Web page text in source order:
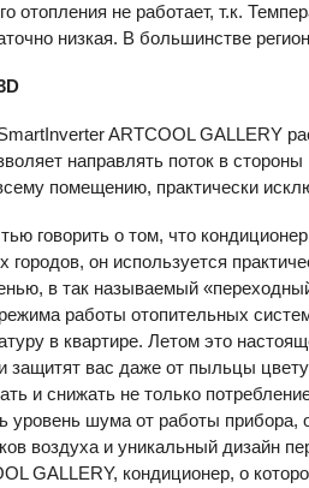
отопления не работает, т.к.
низкая. В большинстве
ARTCOOL GALLERY
направлять поток в
помещению, практически
говорить о том, что
городов, он используется
в так называемый
работы отопительных
в квартире. Летом это
защитят вас даже от пыльцы
и снижать не только
уровень шума от работы прибора,
воздуха и уникальный дизайн
GALLERY, кондиционер, о